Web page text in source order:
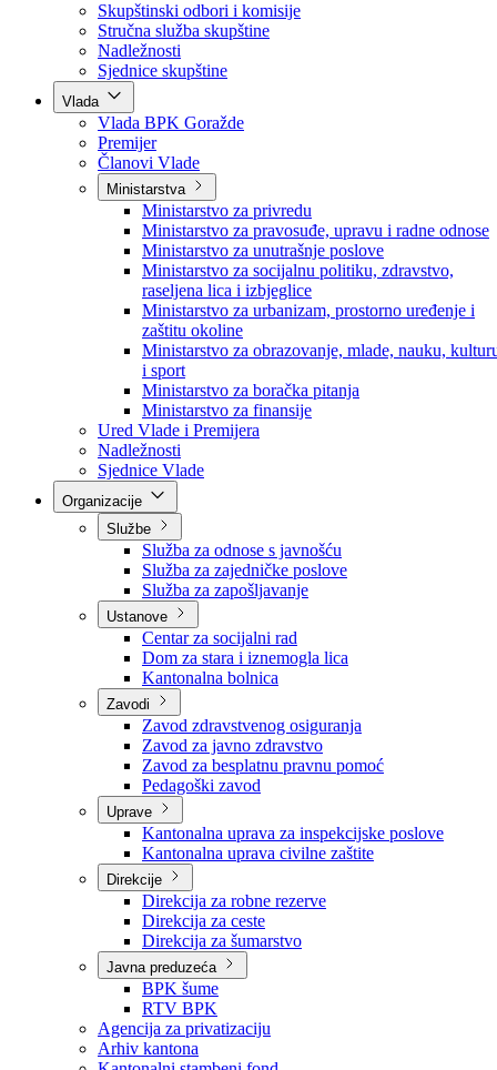
Poslanici po strankama
Poslanici po klubovima naroda
Kolegij skupštine
Skupštinski odbori i komisije
Stručna služba skupštine
Nadležnosti
Sjednice skupštine
Vlada
Vlada BPK Goražde
Premijer
Članovi Vlade
Ministarstva
Ministarstvo za privredu
Ministarstvo za pravosuđe, upravu i radne odnose
Ministarstvo za unutrašnje poslove
Ministarstvo za socijalnu politiku, zdravstvo,
raseljena lica i izbjeglice
Ministarstvo za urbanizam, prostorno uređenje i
zaštitu okoline
Ministarstvo za obrazovanje, mlade, nauku,
i sport
Ministarstvo za boračka pitanja
Ministarstvo za finansije
Ured Vlade i Premijera
Nadležnosti
Sjednice Vlade
Službe
Služba za odnose s javnošću
Služba za zajedničke poslove
Služba za zapošljavanje
Ustanove
Centar za socijalni rad
Dom za stara i iznemogla lica
Kantonalna bolnica
Zavodi
Zavod zdravstvenog osiguranja
Zavod za javno zdravstvo
Zavod za besplatnu pravnu pomoć
Pedagoški zavod
Uprave
Kantonalna uprava za inspekcijske poslove
Kantonalna uprava civilne zaštite
Direkcije
Direkcija za robne rezerve
Direkcija za ceste
Direkcija za šumarstvo
Javna preduzeća
BPK šume